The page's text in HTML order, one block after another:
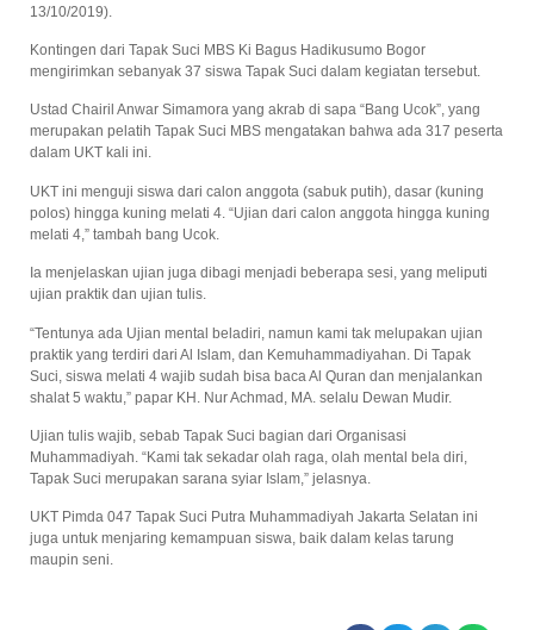
13/10/2019).
Kontingen dari Tapak Suci MBS Ki Bagus Hadikusumo Bogor
mengirimkan sebanyak 37 siswa Tapak Suci dalam kegiatan tersebut.
Ustad Chairil Anwar Simamora yang akrab di sapa “Bang Ucok”, yang
merupakan pelatih Tapak Suci MBS mengatakan bahwa ada 317 peserta
dalam UKT kali ini.
UKT ini menguji siswa dari calon anggota (sabuk putih), dasar (kuning
polos) hingga kuning melati 4. “Ujian dari calon anggota hingga kuning
melati 4,” tambah bang Ucok.
Ia menjelaskan ujian juga dibagi menjadi beberapa sesi, yang meliputi
ujian praktik dan ujian tulis.
“Tentunya ada Ujian mental beladiri, namun kami tak melupakan ujian
praktik yang terdiri dari Al Islam, dan Kemuhammadiyahan. Di Tapak
Suci, siswa melati 4 wajib sudah bisa baca Al Quran dan menjalankan
shalat 5 waktu,” papar KH. Nur Achmad, MA. selalu Dewan Mudir.
Ujian tulis wajib, sebab Tapak Suci bagian dari Organisasi
Muhammadiyah. “Kami tak sekadar olah raga, olah mental bela diri,
Tapak Suci merupakan sarana syiar Islam,” jelasnya.
UKT Pimda 047 Tapak Suci Putra Muhammadiyah Jakarta Selatan ini
juga untuk menjaring kemampuan siswa, baik dalam kelas tarung
maupin seni.